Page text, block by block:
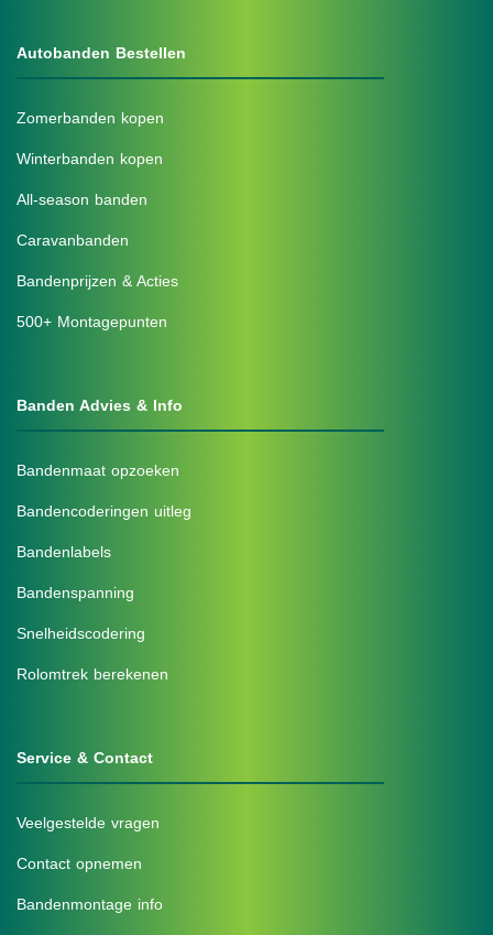
Autobanden Bestellen
Zomerbanden kopen
Winterbanden kopen
All-season banden
Caravanbanden
Bandenprijzen & Acties
500+ Montagepunten
Banden Advies & Info
Bandenmaat opzoeken
Bandencoderingen uitleg
Bandenlabels
Bandenspanning
Snelheidscodering
Rolomtrek berekenen
Service & Contact
Veelgestelde vragen
Contact opnemen
Bandenmontage info